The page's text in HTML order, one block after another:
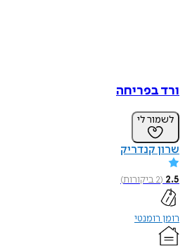
ורד בפריחה
לשמור לי
שרון קנדריק
2.5
(
2ביקורות)
רומן רומנטי